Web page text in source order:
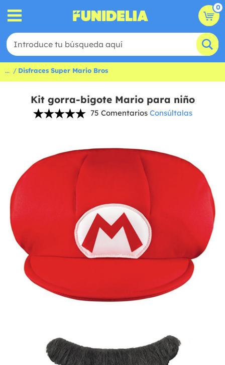
0
... Disfraces Super Mario Bros
Kit gorra-bigote Mario para niño
75 Comentarios Consúltalas